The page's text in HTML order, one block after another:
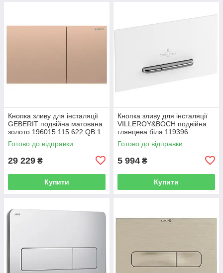
Кнопка зливу для інсталяції
GEBERIT подвійна матована
золото 196015 115.622.QB.1
Готово до відправки
29 229 ₴
Купити
Кнопка зливу для інсталяції
VILLEROY&BOCH подвійна
глянцева біла 119396
92216168
Готово до відправки
5 994 ₴
Купити